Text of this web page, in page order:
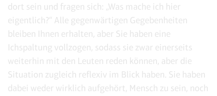
dort sein und fragen sich: „Was mache ich hier
eigentlich?“ Alle gegenwärtigen Gegebenheiten
bleiben Ihnen erhalten, aber Sie haben eine
Ichspaltung vollzogen, sodass sie zwar einerseits
weiterhin mit den Leuten reden können, aber die
Situation zugleich reflexiv im Blick haben. Sie haben
dabei weder wirklich aufgehört, Mensch zu sein, noch